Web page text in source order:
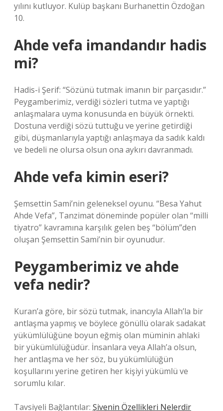
yılını kutluyor. Kulüp başkanı Burhanettin Özdoğan
10.
Ahde vefa imandandır hadis
mi?
Hadis-i Şerif: “Sözünü tutmak imanın bir parçasıdır.”
Peygamberimiz, verdiği sözleri tutma ve yaptığı
anlaşmalara uyma konusunda en büyük örnekti.
Dostuna verdiği sözü tuttuğu ve yerine getirdiği
gibi, düşmanlarıyla yaptığı anlaşmaya da sadık kaldı
ve bedeli ne olursa olsun ona aykırı davranmadı.
Ahde vefa kimin eseri?
Şemsettin Sami’nin geleneksel oyunu. “Besa Yahut
Ahde Vefa”, Tanzimat döneminde popüler olan “milli
tiyatro” kavramına karşılık gelen beş “bölüm”den
oluşan Şemsettin Sami’nin bir oyunudur.
Peygamberimiz ve ahde
vefa nedir?
Kuran’a göre, bir sözü tutmak, inancıyla Allah’la bir
antlaşma yapmış ve böylece gönüllü olarak sadakat
yükümlülüğüne boyun eğmiş olan müminin ahlaki
bir yükümlülüğüdür. İnsanlara veya Allah’a olsun,
her antlaşma ve her söz, bu yükümlülüğün
koşullarını yerine getiren her kişiyi yükümlü ve
sorumlu kılar.
Tavsiyeli Bağlantılar: Şivenin Özellikleri Nelerdir